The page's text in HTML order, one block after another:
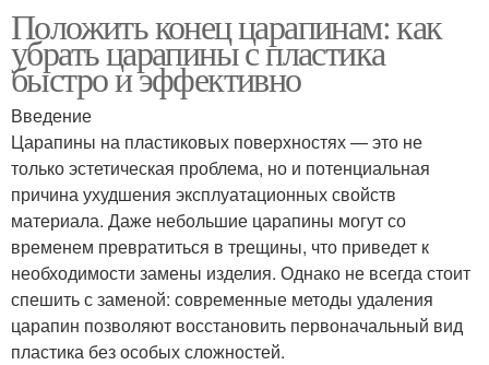
Положить конец царапинам: как
убрать царапины с пластика
быстро и эффективно
Введение
Царапины на пластиковых поверхностях — это не
только эстетическая проблема, но и потенциальная
причина ухудшения эксплуатационных свойств
материала. Даже небольшие царапины могут со
временем превратиться в трещины, что приведет к
необходимости замены изделия. Однако не всегда стоит
спешить с заменой: современные методы удаления
царапин позволяют восстановить первоначальный вид
пластика без особых сложностей.